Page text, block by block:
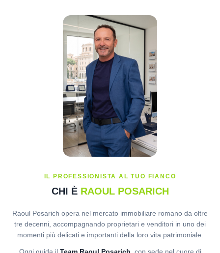
IL PROFESSIONISTA AL TUO FIANCO
CHI È RAOUL POSARICH
Raoul Posarich opera nel mercato immobiliare romano da oltre
tre decenni, accompagnando proprietari e venditori in uno dei
momenti più delicati e importanti della loro vita patrimoniale.